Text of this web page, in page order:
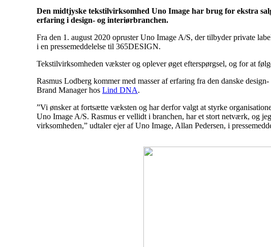
Den midtjyske tekstilvirksomhed Uno Image har brug for ekstra
erfaring i design- og interiørbranchen.
Fra den 1. august 2020 opruster Uno Image A/S, der tilbyder private
i en pressemeddelelse til 365DESIGN.
Tekstilvirksomheden vækster og oplever øget efterspørgsel, og for at
Rasmus Lodberg kommer med masser af erfaring fra den danske
Brand Manager hos Lind DNA.
”Vi ønsker at fortsætte væksten og har derfor valgt at styrke
Uno Image A/S. Rasmus er vellidt i branchen, har et stort netværk, og
virksomheden,” udtaler ejer af Uno Image, Allan Pedersen, i